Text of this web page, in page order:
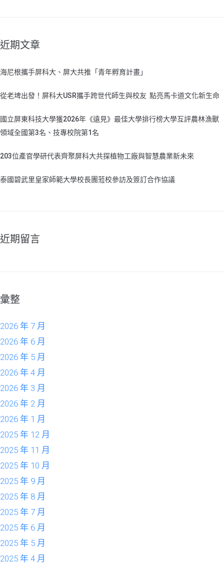
近期文章
海尼根攜手屏科大、屏大共推「青年孵育計畫」
從老埤出發！屏科大USR攜手跨世代師生與校友 點亮馬卡道文化新生命
國立屏東科技大學獲2026年《遠見》最佳大學排行榜大學互評農林漁獸
領域全國第3名、技專校院第1名
203位產官學研代表齊聚屏科大共探植物工廠與智慧農業新未來
泰國碧武里皇家師範大學校長團蒞校參訪及簽訂合作協議
近期留言
彙整
2026 年 7 月
2026 年 6 月
2026 年 5 月
2026 年 4 月
2026 年 3 月
2026 年 2 月
2026 年 1 月
2025 年 12 月
2025 年 11 月
2025 年 10 月
2025 年 9 月
2025 年 8 月
2025 年 7 月
2025 年 6 月
2025 年 5 月
2025 年 4 月